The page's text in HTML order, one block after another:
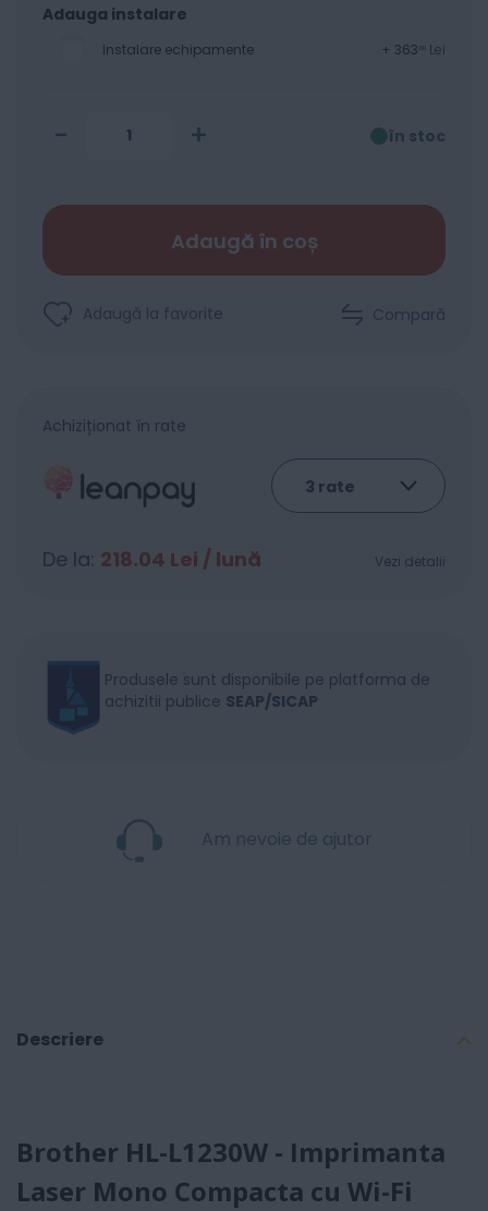
Adauga instalare
Instalare echipamente + 363 Lei
- + în stoc
Adaugă în coș
Adaugă la favorite Compară
Achiziționat în rate
De la: 218.04 Lei / lună Vezi detalii
Produsele sunt disponibile pe platforma de
achizitii publice SEAP/SICAP
Am nevoie de ajutor
Descriere
Brother HL-L1230W - Imprimanta
Laser Mono Compacta cu Wi-Fi